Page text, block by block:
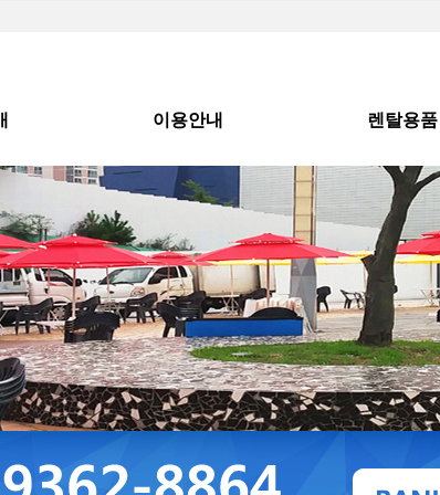
이용안내 렌탈용품